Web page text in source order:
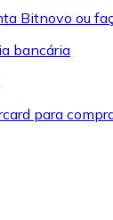
Bitnovo ou
bancária
para